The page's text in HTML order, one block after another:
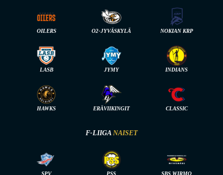
OILERS O2-JYVÄSKYLÄ NOKIAN KRP
LASB JYMY INDIANS
HAWKS ERÄVIIKINGIT CLASSIC
F-LIIGA NAISET
SPV PSS SBS WIRMO